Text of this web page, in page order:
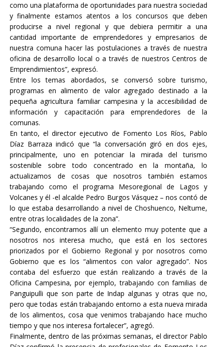
como una plataforma de oportunidades para nuestra sociedad
y finalmente estamos atentos a los concursos que deben
producirse a nivel regional y que debiera permitir a una
cantidad importante de emprendedores y empresarios de
nuestra comuna hacer las postulaciones a través de nuestra
oficina de desarrollo local o a través de nuestros Centros de
Emprendimientos”, expresó.
Entre los temas abordados, se conversó sobre turismo,
programas en alimento de valor agregado destinado a la
pequeña agricultura familiar campesina y la accesibilidad de
información y capacitación para emprendedores de la
comunas.
En tanto, el director ejecutivo de Fomento Los Ríos, Pablo
Díaz Barraza indicó que “la conversación giró en dos ejes,
principalmente, uno en potenciar la mirada del turismo
sostenible sobre todo concentrado en la montaña, lo
actualizamos de cosas que nosotros también estamos
trabajando como el programa Mesoregional de Lagos y
Volcanes y él -el alcalde Pedro Burgos Vásquez – nos contó de
lo que estaba desarrollando a nivel de Choshuenco, Neltume,
entre otras localidades de la zona”.
“Segundo, encontramos allí un elemento muy potente que a
nosotros nos interesa mucho, que está en los sectores
priorizados por el Gobierno Regional y por nosotros como
Gobierno que es los “alimentos con valor agregado”. Nos
contaba del esfuerzo que están realizando a través de la
Oficina Campesina, por ejemplo, trabajando con familias de
Panguipulli que son parte de Indap algunas y otras que no,
pero que todas están trabajando entorno a esta nueva mirada
de los alimentos, cosa que venimos trabajando hace mucho
tiempo y que nos interesa fortalecer”, agregó.
Finalmente, dentro de las próximas semanas, el director Pablo